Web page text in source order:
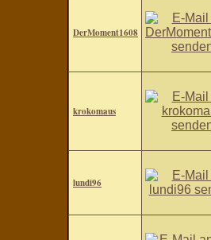
DerMoment1608
krokomaus
lundi96